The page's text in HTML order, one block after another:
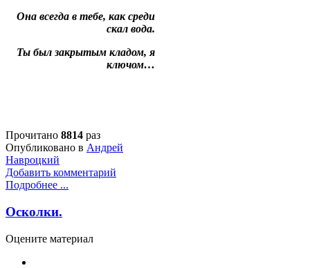
Она всегда в тебе, как среди
скал вода.
Ты был закрытым кладом, я
ключом…
Прочитано 8814 раз
Опубликовано в Андрей
Навроцкий
Добавить комментарий
Подробнее ...
Осколки.
Оцените материал